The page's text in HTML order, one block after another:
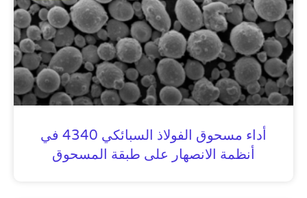
أداء مسحوق الفولاذ السبائكي 4340 في
أنظمة الانصهار على طبقة المسحوق